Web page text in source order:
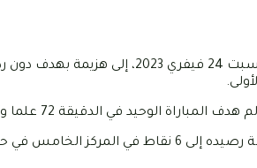
إنقاد النادي البنزرتي، اليوم
علما وأن نادي عاصمة الجلاء أكمل المباراة ب10 لاعبين منذ الدقيقة 62.
عند 7 نقاط في صدارة المجموعة.